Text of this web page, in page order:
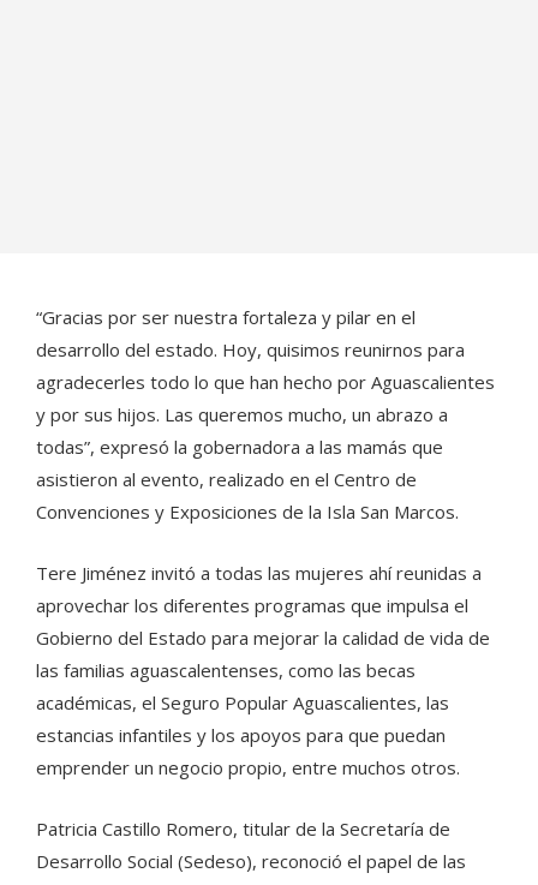
“Gracias por ser nuestra fortaleza y pilar en el
desarrollo del estado. Hoy, quisimos reunirnos para
agradecerles todo lo que han hecho por Aguascalientes
y por sus hijos. Las queremos mucho, un abrazo a
todas”, expresó la gobernadora a las mamás que
asistieron al evento, realizado en el Centro de
Convenciones y Exposiciones de la Isla San Marcos.
Tere Jiménez invitó a todas las mujeres ahí reunidas a
aprovechar los diferentes programas que impulsa el
Gobierno del Estado para mejorar la calidad de vida de
las familias aguascalentenses, como las becas
académicas, el Seguro Popular Aguascalientes, las
estancias infantiles y los apoyos para que puedan
emprender un negocio propio, entre muchos otros.
Patricia Castillo Romero, titular de la Secretaría de
Desarrollo Social (Sedeso), reconoció el papel de las